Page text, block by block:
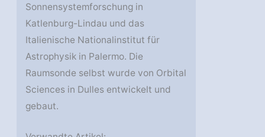
Sonnensystemforschung in
Katlenburg-Lindau und das
Italienische Nationalinstitut für
Astrophysik in Palermo. Die
Raumsonde selbst wurde von Orbital
Sciences in Dulles entwickelt und
gebaut.